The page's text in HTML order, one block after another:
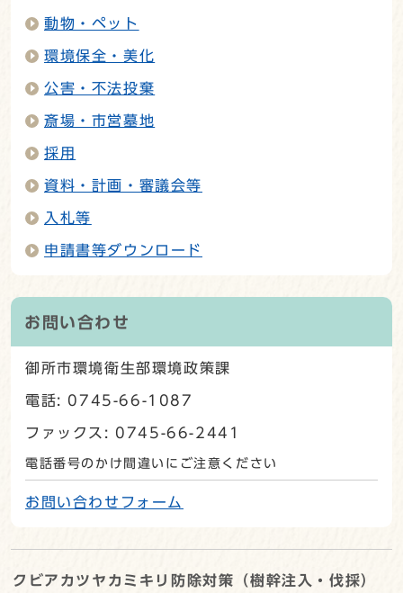
動物・ペット
環境保全・美化
公害・不法投棄
斎場・市営墓地
採用
資料・計画・審議会等
入札等
申請書等ダウンロード
お問い合わせ
御所市環境衛生部環境政策課
電話: 0745-66-1087
ファックス: 0745-66-2441
電話番号のかけ間違いにご注意ください
お問い合わせフォーム
クビアカツヤカミキリ防除対策（樹幹注入・伐採）